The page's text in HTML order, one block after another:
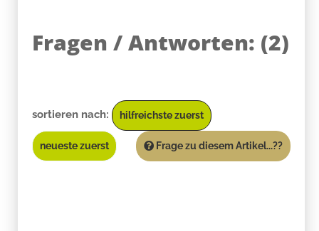
Fragen / Antworten: (2)
sortieren nach: hilfreichste zuerst
neueste zuerst Frage zu diesem Artikel...??